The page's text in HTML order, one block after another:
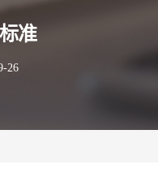
准
26